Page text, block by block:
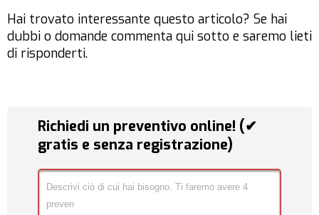
Hai trovato interessante questo articolo? Se hai
dubbi o domande commenta qui sotto e saremo lieti
di risponderti.
Richiedi un preventivo online! (✔
gratis e senza registrazione)